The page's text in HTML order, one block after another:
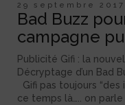
29 septembre 2017
Bad Buzz
campagne
Publicité Gifi : la
Décryptage d’un Bad
Gifi pas toujours
ce temps là….. on